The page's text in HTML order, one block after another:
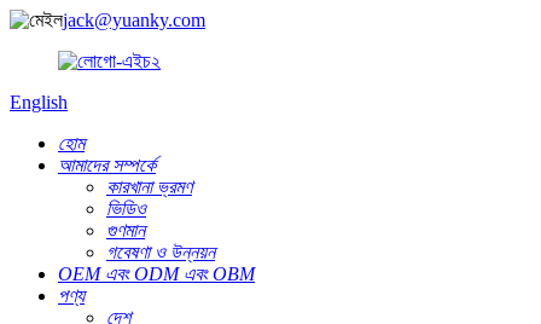
jack@yuanky.com
English
হোম
আমাদের সম্পর্কে
কারখানা ভ্রমণ
ভিডিও
গুণমান
গবেষণা ও উন্নয়ন
OEM এবং ODM এবং OBM
পণ্য
দেশ